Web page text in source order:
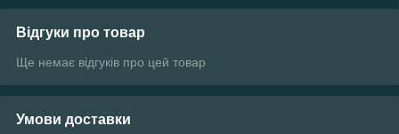
Відгуки про товар
Ще немає відгуків про цей товар
Умови доставки